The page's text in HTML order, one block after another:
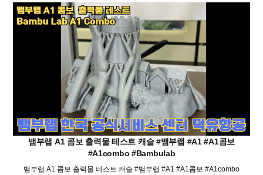
뱀부랩 A1 콤보 출력물 테스트 캐슬 #뱀부랩 #A1 #A1콤보
#A1combo #Bambulab
뱀부랩 A1 콤보 출력물 테스트 캐슬 #뱀부랩 #A1 #A1콤보 #A1combo